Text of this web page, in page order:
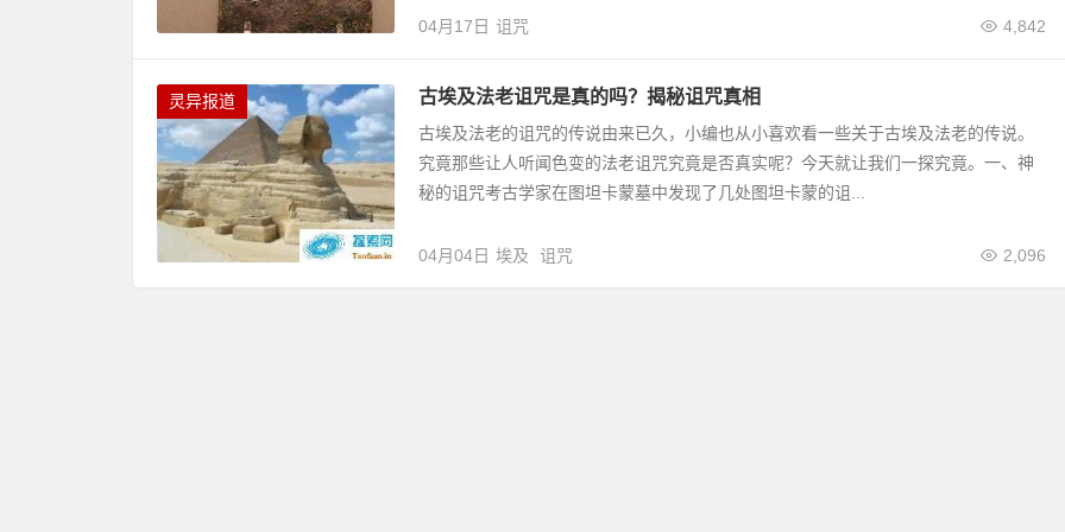
04月17日 4,842
诅咒
灵异报道 古埃及法老诅咒是真的吗？揭秘诅咒真相
古埃及法老的诅咒的传说由来已久，小编也从小喜欢看一些关于古埃及法老的传说。
究竟那些让人听闻色变的法老诅咒究竟是否真实呢？今天就让我们一探究竟。一、神
秘的诅咒考古学家在图坦卡蒙墓中发现了几处图坦卡蒙的诅...
04月04日 2,096
埃及 诅咒